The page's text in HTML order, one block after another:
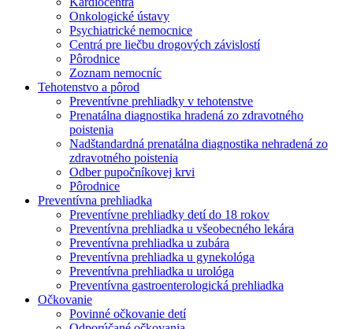
Onkologické ústavy
Psychiatrické nemocnice
Centrá pre liečbu drogových závislostí
Pôrodnice
Zoznam nemocníc
Tehotenstvo a pôrod
Preventívne prehliadky v tehotenstve
Prenatálna diagnostika hradená zo zdravotného
poistenia
Nadštandardná prenatálna diagnostika nehradená zo
zdravotného poistenia
Odber pupočníkovej krvi
Pôrodnice
Preventívna prehliadka
Preventívne prehliadky detí do 18 rokov
Preventívna prehliadka u všeobecného lekára
Preventívna prehliadka u zubára
Preventívna prehliadka u gynekológa
Preventívna prehliadka u urológa
Preventívna gastroenterologická prehliadka
Očkovanie
Povinné očkovanie detí